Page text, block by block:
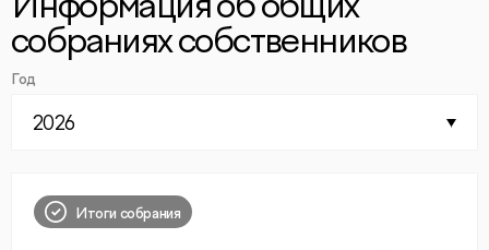
Информация об общих
собраниях собственников
Год
2026
Итоги собрания